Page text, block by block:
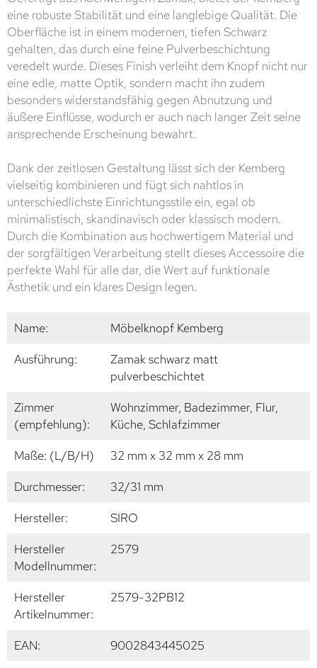
eine robuste Stabilität und eine langlebige Qualität. Die
Oberfläche ist in einem modernen, tiefen Schwarz
gehalten, das durch eine feine Pulverbeschichtung
veredelt wurde. Dieses Finish verleiht dem Knopf nicht nur
eine edle, matte Optik, sondern macht ihn zudem
besonders widerstandsfähig gegen Abnutzung und
äußere Einflüsse, wodurch er auch nach langer Zeit seine
ansprechende Erscheinung bewahrt.
Dank der zeitlosen Gestaltung lässt sich der Kemberg
vielseitig kombinieren und fügt sich nahtlos in
unterschiedlichste Einrichtungsstile ein, egal ob
minimalistisch, skandinavisch oder klassisch modern.
Durch die Kombination aus hochwertigem Material und
der sorgfältigen Verarbeitung stellt dieses Accessoire die
perfekte Wahl für alle dar, die Wert auf funktionale
Ästhetik und ein klares Design legen.
Name:
Möbelknopf Kemberg
Ausführung:
Zamak schwarz matt
pulverbeschichtet
Zimmer
(empfehlung):
Wohnzimmer, Badezimmer, Flur,
Küche, Schlafzimmer
Maße: (L/B/H)
32 mm x 32 mm x 28 mm
Durchmesser:
32/31 mm
Hersteller:
SIRO
Hersteller
Modellnummer:
2579
Hersteller
Artikelnummer:
2579-32PB12
EAN:
9002843445025